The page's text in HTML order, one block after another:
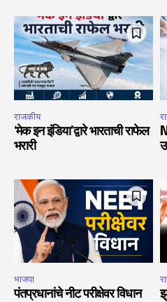
राजकीय
‘मेक इन इंडिया’द्वारे भारताची राफेल
भरारी
भाजपा
पंतप्रधानांचे नीट परीक्षेवर विधान